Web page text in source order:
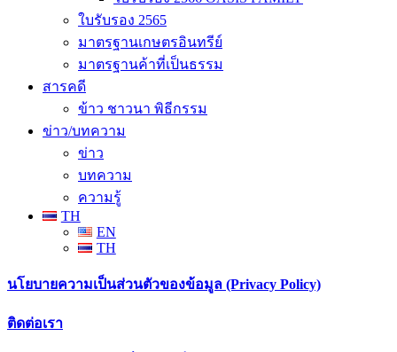
ใบรับรอง 2565
มาตรฐานเกษตรอินทรีย์
มาตรฐานค้าที่เป็นธรรม
สารคดี
ข้าว ชาวนา พิธีกรรม
ข่าว/บทความ
ข่าว
บทความ
ความรู้
TH
EN
TH
นโยบายความเป็นส่วนตัวของข้อมูล (Privacy Policy)
ติดต่อเรา